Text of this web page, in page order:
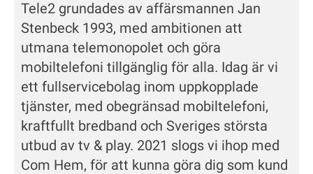
Tele2 grundades av affärsmannen Jan
Stenbeck 1993, med ambitionen att
utmana telemonopolet och göra
mobiltelefoni tillgänglig för alla. Idag är vi
ett fullservicebolag inom uppkopplade
tjänster, med obegränsad mobiltelefoni,
kraftfullt bredband och Sveriges största
utbud av tv & play. 2021 slogs vi ihop med
Com Hem, för att kunna göra dig som kund